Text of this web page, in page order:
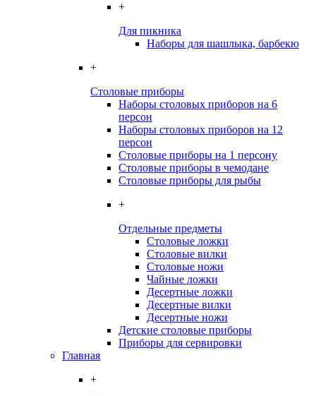
+
Для пикника
Наборы для шашлыка, барбекю
+
Столовые приборы
Наборы столовых приборов на 6
персон
Наборы столовых приборов на 12
персон
Столовые приборы на 1 персону
Столовые приборы в чемодане
Столовые приборы для рыбы
+
Отдельные предметы
Столовые ложки
Столовые вилки
Столовые ножи
Чайные ложки
Десертные ложки
Десертные вилки
Десертные ножи
Детские столовые приборы
Приборы для сервировки
Главная
+